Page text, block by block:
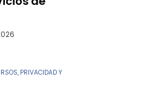
PRIVACIDAD Y